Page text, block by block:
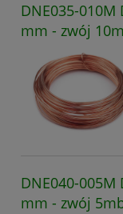
DNE035-
mm - zwój
DNE040-
mm - zwój